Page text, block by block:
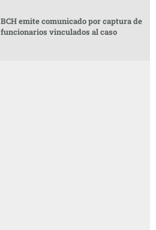
BCH emite comunicado por captura de
funcionarios vinculados al caso